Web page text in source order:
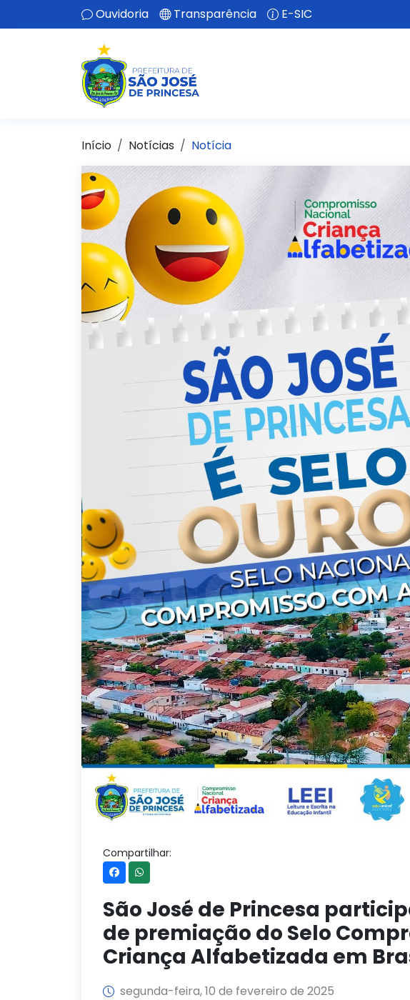
Ouvidoria Transparência E-SIC
Início Notícias Notícia
Compartilhar:
São José de Princesa
de premiação do Selo
Criança Alfabetizada em
segunda-feira, 10 de fevereiro de 2025